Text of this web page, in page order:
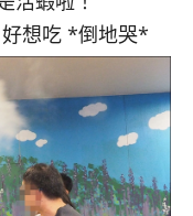
想吃 *倒地哭*